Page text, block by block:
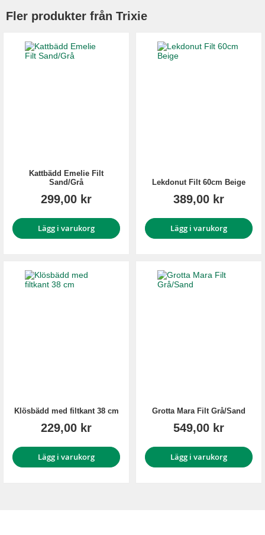
Fler produkter från Trixie
Kattbädd Emelie Filt
Sand/Grå
299,00 kr
Lägg i varukorg
Lekdonut Filt 60cm Beige
389,00 kr
Lägg i varukorg
Klösbädd med filtkant 38 cm
229,00 kr
Lägg i varukorg
Grotta Mara Filt Grå/Sand
549,00 kr
Lägg i varukorg